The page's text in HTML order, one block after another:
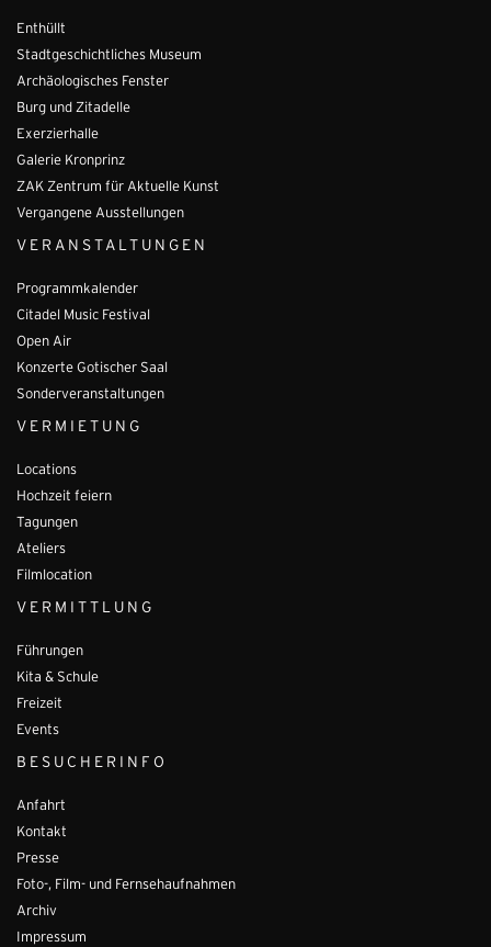
Enthüllt
Stadtgeschichtliches Museum
Archäologisches Fenster
Burg und Zitadelle
Exerzierhalle
Galerie Kronprinz
ZAK Zentrum für Aktuelle Kunst
Vergangene Ausstellungen
VERANSTALTUNGEN
Programmkalender
Citadel Music Festival
Open Air
Konzerte Gotischer Saal
Sonderveranstaltungen
VERMIETUNG
Locations
Hochzeit feiern
Tagungen
Ateliers
Filmlocation
VERMITTLUNG
Führungen
Kita & Schule
Freizeit
Events
BESUCHERINFO
Anfahrt
Kontakt
Presse
Foto-, Film- und Fernsehaufnahmen
Archiv
Impressum